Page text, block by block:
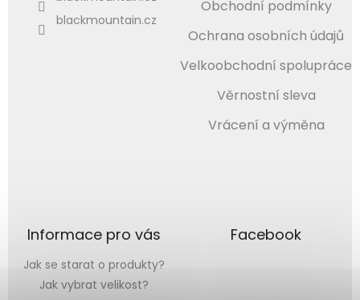
blackmountain.cz
Obchodní podmínky
Ochrana osobních údajů
Velkoobchodní spolupráce
Věrnostní sleva
Vrácení a výměna
Informace pro vás
Jak se starat o produkty?
Jak vybrat velikost?
Facebook